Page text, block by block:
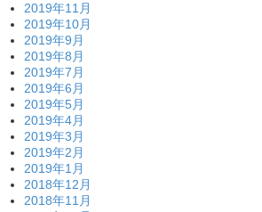
2019年11月
2019年10月
2019年9月
2019年8月
2019年7月
2019年6月
2019年5月
2019年4月
2019年3月
2019年2月
2019年1月
2018年12月
2018年11月